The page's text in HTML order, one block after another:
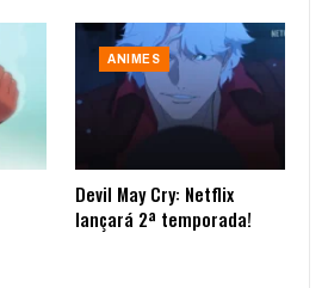
ANIMES
Devil May Cry: Netflix
lançará 2ª temporada!